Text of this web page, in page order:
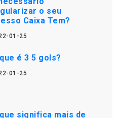
o seu
Caixa Tem?
01-25
é 3 5 gols?
01-25
significa mais de